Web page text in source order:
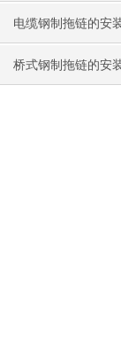
手
电缆钢制拖链的安
桥式钢制拖链的安